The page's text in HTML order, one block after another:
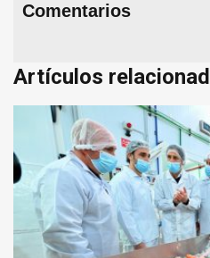
Comentarios
Artículos